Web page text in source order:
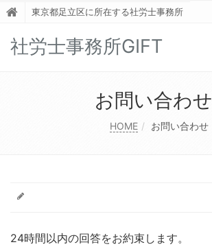
東京都足立区に所在する社労士事務所
社労士事務所GIFT
お問い合わせ
HOME お問い合わせ
24時間以内の回答をお約束します。